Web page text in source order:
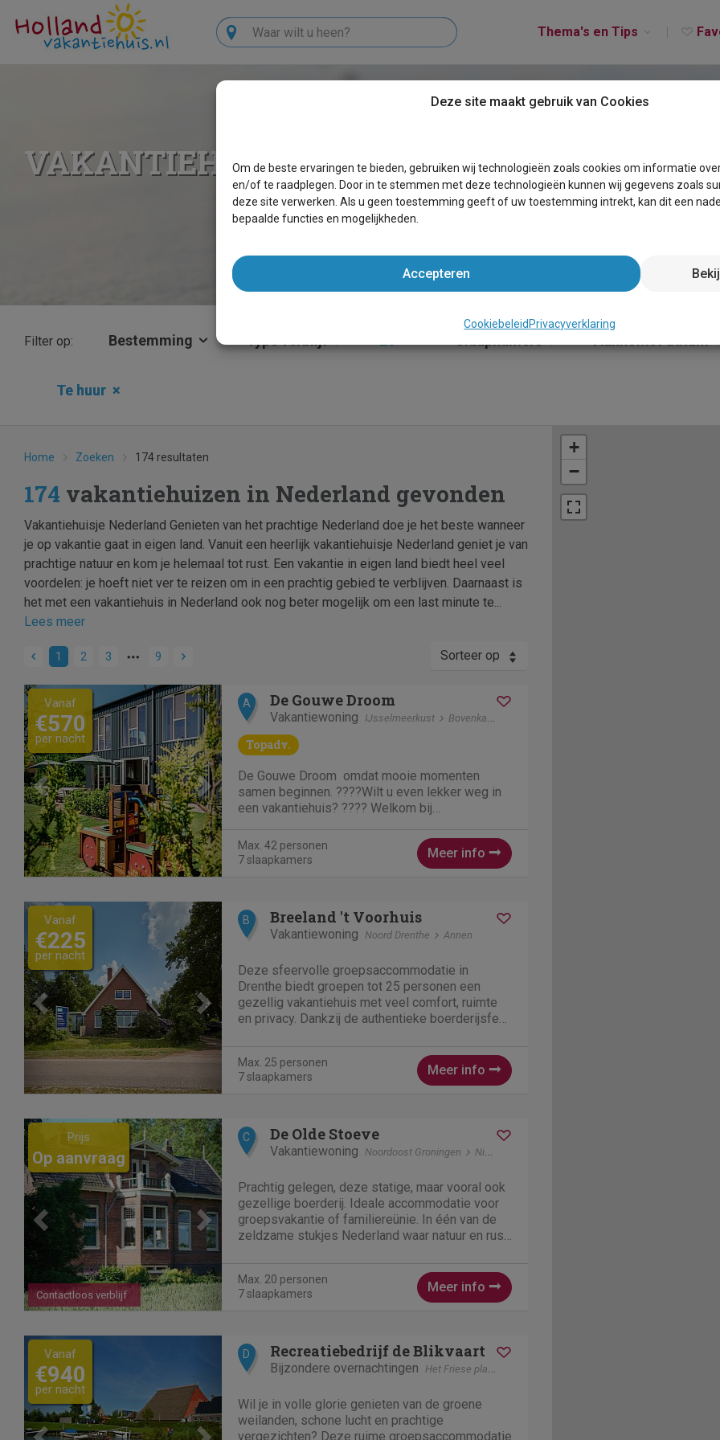
Thema's en Tips
Zoeken
VAKANTIEHUIZEN NEDERLAND
Filter op: Bestemming
Te huur ×
Home Zoeken 174 resultaten
174 vakantiehuizen in Nederland gevonden
Vakantiehuisje Nederland Genieten van het prachtige Nederland doe je het beste wanneer
je op vakantie gaat in eigen land. Vanuit een heerlijk vakantiehuisje Nederland geniet je van
prachtige natuur en kom je helemaal tot rust. Een vakantie in eigen land biedt heel veel
voordelen: je hoeft niet ver te reizen om in een prachtig gebied te verblijven. Daarnaast is
het met een vakantiehuis in Nederland ook nog beter mogelijk om een last minute te...
Lees meer
1 2 3 9 Sorteer op
Previous Next
Vanaf
€570
per nacht
A De Gouwe Droom
Vakantiewoning IJsselmeerkust Bovenkarspel
Topadv.
De Gouwe Droom  omdat mooie momenten
samen beginnen. ????Wilt u even lekker weg in
een vakantiehuis? ???? Welkom bij
met familie, vrienden, schoolklas, vereniging of
collegas genieten van rust, natuur en
gezelligheid in een modern vakantiehuis dat
Max. 42 personen
7 slaapkamers
Meer info
Previous Next
Vanaf
€225
per nacht
B Breeland 't Voorhuis
Vakantiewoning Noord Drenthe Annen
Deze sfeervolle groepsaccommodatie in
Drenthe biedt groepen tot 25 personen een
gezellig vakantiehuis met veel comfort, ruimte
en privacy. Dankzij de authentieke boerderijsfeer
aangebouwde serre heeft u een...
Max. 25 personen
7 slaapkamers
Meer info
Previous Next
Contactloos verblijf
Prijs
Op aanvraag
C De Olde Stoeve
Vakantiewoning Noordoost Groningen Nieuwolda
Prachtig gelegen, deze statige, maar vooral ook
gezellige boerderij. Ideale accommodatie voor
groepsvakantie of familiereünie. In één van de
zeldzame stukjes Nederland waar natuur en rust
Max. 20 personen
7 slaapkamers
Meer info
Previous Next
Vanaf
€940
per nacht
D Recreatiebedrijf de Blikvaart
Bijzondere overnachtingen Het Friese platteland
Wil je in volle glorie genieten van de groene
weilanden, schone lucht en prachtige
vergezichten? Deze ruime groepsaccommodatie
+
−
Deze site maakt gebruik van Cookies
Om de beste ervaringen te bieden, gebruiken wij technologieën zoals cookies om informatie
en/of te raadplegen. Door in te stemmen met deze technologieën kunnen wij gegevens zoals
deze site verwerken. Als u geen toestemming geeft of uw toestemming intrekt, kan dit een
bepaalde functies en mogelijkheden.
Accepteren
Cookiebeleid Privacyverklaring